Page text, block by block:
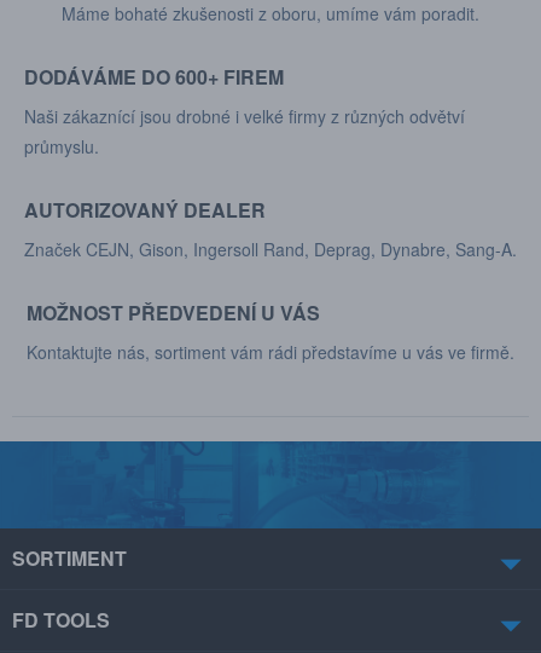
Máme bohaté zkušenosti z oboru, umíme vám poradit.
DODÁVÁME DO 600+ FIREM
Naši zákaznící jsou drobné i velké firmy z různých odvětví
průmyslu.
AUTORIZOVANÝ DEALER
Značek CEJN, Gison, Ingersoll Rand, Deprag, Dynabre, Sang-A.
MOŽNOST PŘEDVEDENÍ U VÁS
Kontaktujte nás, sortiment vám rádi představíme u vás ve firmě.
SORTIMENT
FD TOOLS